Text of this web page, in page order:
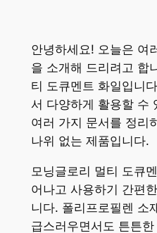
안녕하세요! 오늘은 여
을 소개해 드리려고 합
티 도큐멘트 화일입니
서 다양하게 활용할 수
여러 가지 문서를 정리
나위 없는 제품입니다.
모닝글로리 멀티 도큐
어나고 사용하기 간편
니다. 폴리프로필렌 소
급스러우면서도 튼튼